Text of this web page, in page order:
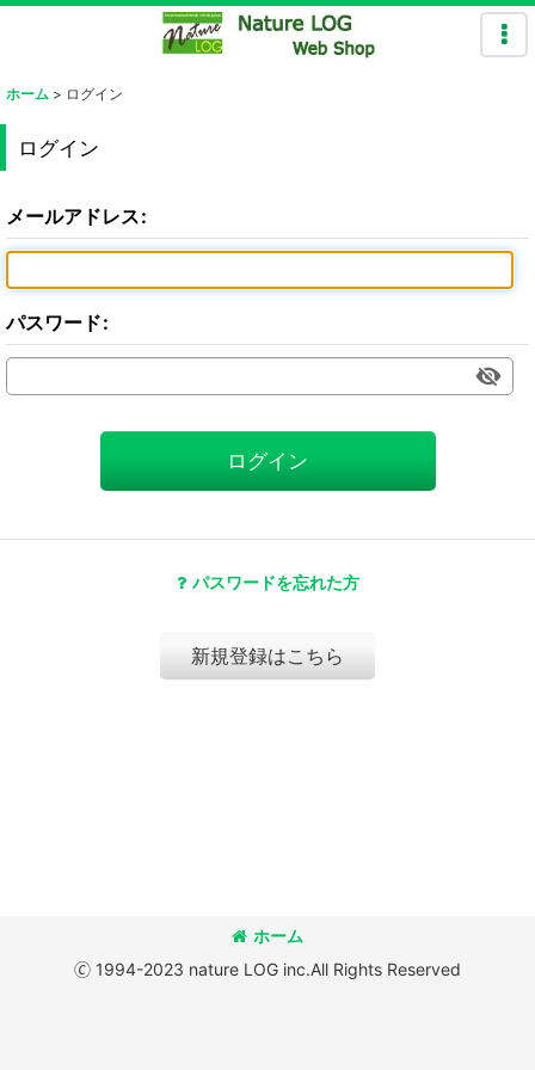
ホーム > ログイン
ログイン
メールアドレス:
パスワード:
ログイン
パスワードを忘れた方
新規登録はこちら
ホーム
🄫 1994-2023 nature LOG inc.All Rights Reserved